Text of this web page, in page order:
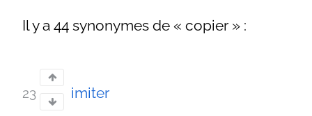
Il y a 44 synonymes de « copier » :
23 imiter